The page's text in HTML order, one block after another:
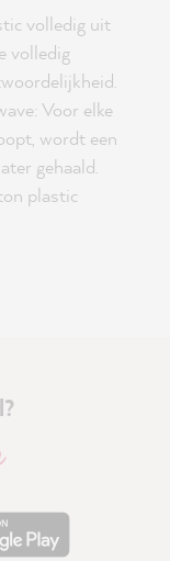
volledig uit
volledig
Voor elke
wordt een
gehaald.
plastic